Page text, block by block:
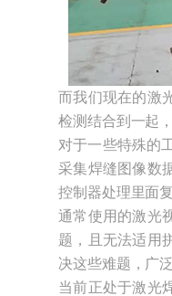
而我们现在的激
检测结合到一起
对于一些特殊的
采集焊缝图像数
控制器处理里面
通常使用的激光
题，且无法适用
决这些难题，广
当前正处于激光